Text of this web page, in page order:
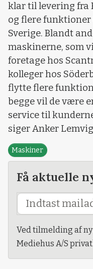
klar til levering fra
og flere funktioner
Sverige. Blandt
maskinerne, som
foretage hos
kolleger hos
flytte flere
begge vil de være
service til
siger Anker
Maskiner
Få aktuelle
Ved tilmelding af
Mediehus A/S